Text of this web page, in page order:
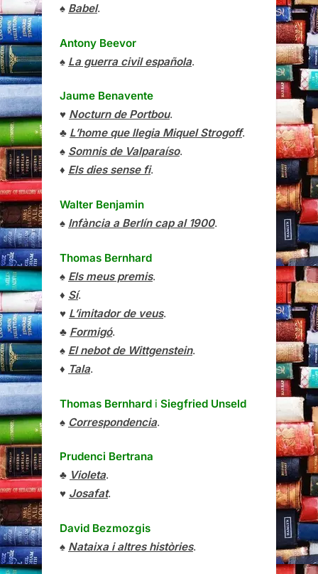
♠ Babel.
Antony Beevor
♠ La guerra civil española.
Jaume Benavente
♥ Nocturn de Portbou.
♣ L’home que llegia Miquel Strogoff.
♠ Somnis de Valparaíso.
♦ Els dies sense fi.
Walter Benjamin
♠ Infància a Berlín cap al 1900.
Thomas Bernhard
♠ Els meus premis.
♦ Sí.
♥ L’imitador de veus.
♣ Formigó.
♠ El nebot de Wittgenstein.
♦ Tala.
Thomas Bernhard i Siegfried Unseld
♠ Correspondencia.
Prudenci Bertrana
♣ Violeta.
♥ Josafat.
David Bezmozgis
♠ Nataixa i altres històries.